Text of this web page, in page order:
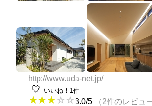
http://www.uda-net.jp/
🤍 いいね！1件
3.0/5 （2件のレビュ